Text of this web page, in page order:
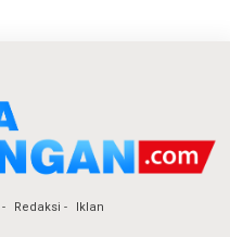
Redaksi Iklan